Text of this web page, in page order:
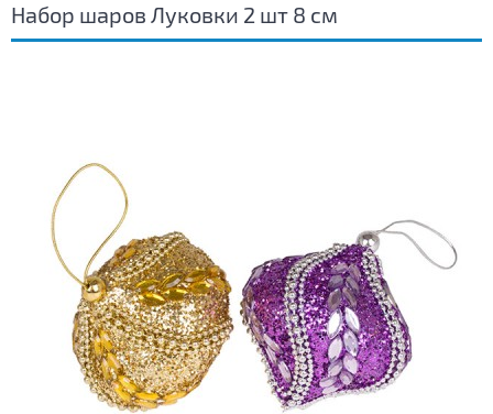
Набор шаров Луковки 2 шт 8 см